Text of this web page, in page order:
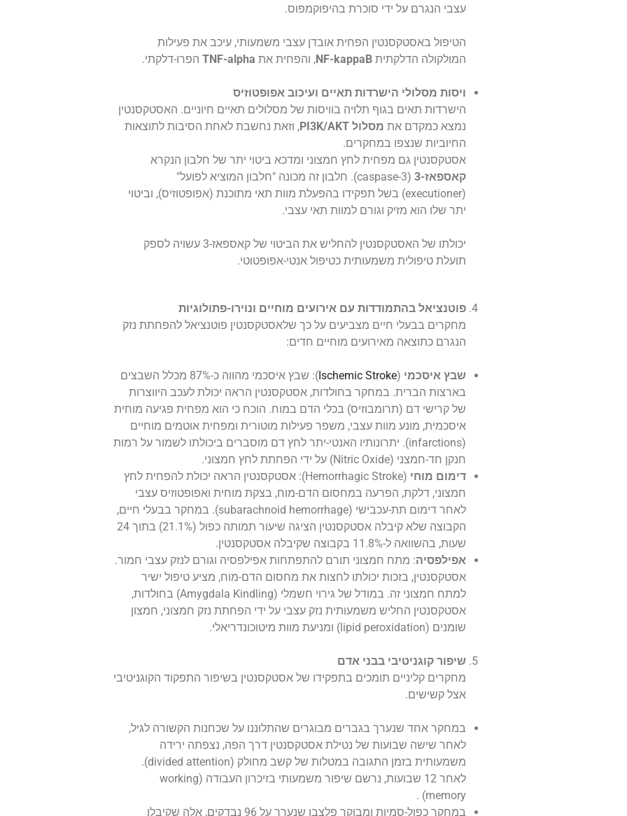
עצבי הנגרם על ידי סוכרת בהיפוקמפוס.
הטיפול באסטקסנטין הפחית אובדן עצבי משמעותי, עיכב את פעילות
המולקולה הדלקתית NF-kappaB, והפחית את TNF-alpha הפרו-דלקתי.
ויסות מסלולי הישרדות תאיים ועיכוב אפופטוזיס
הישרדות תאים בגוף תלויה בוויסות של מסלולים תאיים חיוניים. האסטקסנטין
נמצא כמקדם את מסלול
, וזאת נחשבת לאחת הסיבות לתוצאות
החיוביות שנצפו במחקרים.
אסטקסנטין גם מפחית לחץ חמצוני ומדכא ביטוי יתר של חלבון הנקרא
קאספאז-3
(caspase-3). חלבון זה מכונה "חלבון המוציא לפועל"
(executioner) בשל תפקידו בהפעלת מוות תאי מתוכנת (אפופטוזיס), וביטוי
יתר שלו הוא מזיק וגורם למוות תאי עצבי.
יכולתו של האסטקסנטין להחליש את הביטוי של קאספאז-3 עשויה לספק
תועלת טיפולית משמעותית כטיפול אנטי-אפופטוטי.
פוטנציאל בהתמודדות עם אירועים מוחיים ונוירו-פתולוגיות
מחקרים בבעלי חיים מצביעים על כך שלאסטקסנטין פוטנציאל להפחתת נזק
הנגרם כתוצאה מאירועים מוחיים חדים:
שבץ איסכמי (
Ischemic Stroke
): שבץ איסכמי מהווה כ-87% מכלל השבצים
בארצות הברית. במחקר בחולדות, אסטקסנטין הראה יכולת לעכב היווצרות
של קרישי דם (תרומבוזיס) בכלי הדם במוח. הוכח כי הוא מפחית פגיעה מוחית
איסכמית, מונע מוות עצבי, משפר פעילות מוטורית ומפחית אוטמים מוחיים
(infarctions). יתרונותיו האנטי-יתר לחץ דם מוסברים ביכולתו לשמור על רמות
חנקן חד-חמצני (Nitric Oxide) על ידי הפחתת לחץ חמצוני.
דימום מוחי
(Hemorrhagic Stroke): אסטקסנטין הראה יכולת להפחית לחץ
חמצוני, דלקת, הפרעה במחסום הדם-מוח, בצקת מוחית ואפופטוזיס עצבי
לאחר דימום תת-עכבישי (subarachnoid hemorrhage). במחקר בבעלי חיים,
הקבוצה שלא קיבלה אסטקסנטין הציגה שיעור תמותה כפול (21.1%) בתוך 24
שעות, בהשוואה ל-11.8% בקבוצה שקיבלה אסטקסנטין.
אפילפסיה: מתח חמצוני תורם להתפתחות אפילפסיה וגורם לנזק עצבי חמור.
אסטקסנטין, בזכות יכולתו לחצות את מחסום הדם-מוח, מציע טיפול ישיר
למתח חמצוני זה. במודל של גירוי חשמלי (Amygdala Kindling) בחולדות,
אסטקסנטין החליש משמעותית נזק עצבי על ידי הפחתת נזק חמצוני, חמצון
שומנים (lipid peroxidation) ומניעת מוות מיטוכונדריאלי.
שיפור קוגניטיבי בבני אדם
מחקרים קליניים תומכים בתפקידו של אסטקסנטין בשיפור התפקוד הקוגניטיבי
אצל קשישים.
במחקר אחד שנערך בגברים מבוגרים שהתלוננו על שכחנות הקשורה לגיל,
לאחר שישה שבועות של נטילת אסטקסנטין דרך הפה, נצפתה ירידה
משמעותית בזמן התגובה במטלות של קשב מחולק (divided attention).
לאחר 12 שבועות, נרשם שיפור משמעותי בזיכרון העבודה (working
memory) .
במחקר כפול-סמיות ומבוקר פלצבו שנערך על 96 נבדקים, אלה שקיבלו